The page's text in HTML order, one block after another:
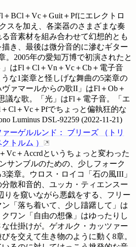
＋BCl＋Vc＋Guit＋Pfにエレクトロ
スを加え、各楽器のさまざまな奏
音素材を組み合わせて幻想的とも
き、最後は微分音的に滲むギター
。2005年の愛知万博で初演されたと
はFl＋Cl＋Vn＋Vc＋Cb＋電子音
な1楽章と怪しげな舞曲の5楽章の
ァマールからの歌II」はFl＋Ob＋
議な歌。「光」はFl＋電子音。「エ
Cl＋Vc＋Pfでちょっと偏執狂的な
Luminus DSL-92259 (2022-11-21)
ーゲルルンド ： ブリーズ （ トリ
トルム ）
Vc＋Accrdというちょっと変わった
サンブルのための、少しフォーク
楽章。ウロス・ロイコ「石の風III」
散和音的、ユッカ・ティエンスー
りを窺いながら悪戯をする、フリー
ン「落ち着いて、少し躊躇して」は
ワン「自由の想像」はゆったりし
仕掛けが。ゲオルク・カッツァー
びを交えて生き物のように動く8章。